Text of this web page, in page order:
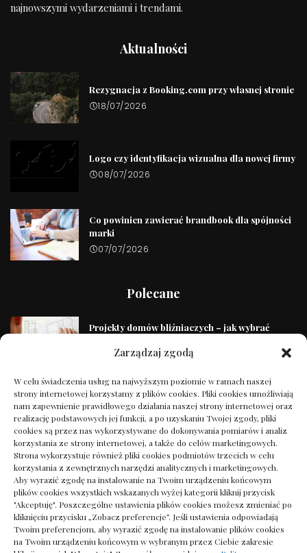
Zarządzaj zgodą
W celu świadczenia usług na najwyższym poziomie w ramach naszej
strony internetowej korzystamy z plików cookies. Pliki cookies umożliwiają
nam zapewnienie prawidłowego działania naszej strony internetowej oraz
realizację podstawowych jej funkcji, a po uzyskaniu Twojej zgody, pliki
cookies są przez nas wykorzystywane do dokonywania pomiarów i analiz
korzystania ze strony internetowej, a także do celów marketingowych.
Strona wykorzystuje również pliki cookies podmiotów trzecich w celu
korzystania z zewnętrznych narzędzi analitycznych i marketingowych.
Aby wyrazić zgodę na instalowanie na Twoim urządzeniu końcowym
plików cookies wszystkich wskazanych wyżej kategorii kliknij przycisk
"Akceptuję". Poszczególne ustawienia plików cookies możesz zmieniać po
kliknięciu przycisku „Zobacz preferencje”. Jeśli ustawienia odpowiadają
Twoim preferencjom, aby wyrazić zgodę na instalowanie plików cookies
na Twoim urządzeniu końcowym w wybranym przez Ciebie zakresie
najnowszymi wydarzeniami i trendami.
Aktualności
Rezygnacja z Booking.com przy własnej stronie
18/07/2026
Logo czy identyfikacja wizualna dla nowej firmy
08/07/2026
Co powinien zawierać brandbook dla spójności
marki
07/07/2026
Polecane
Projekty domów bliźniaczych – jak wybrać
19/01/2025
Jak dobrać podłoże do sadzonek po fazie
namnażania w sterylnym środowisku –
skuteczna selekcja
11/12/2025
Projekt ogrodu który zachwyci twoich sąsiadów
20/01/2025
Wytrzymałość hal przemysłowych – konstrukcje